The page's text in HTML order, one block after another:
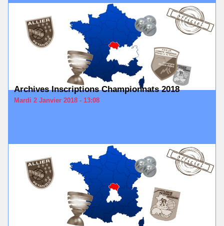
Archives Inscriptions Championnats 2018
Mardi 2 Janvier 2018 - 13:08